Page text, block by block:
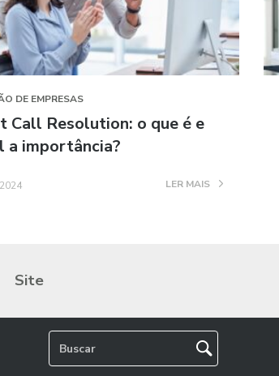
DE EMPRESAS
Call Resolution: o que é e
a importância?
LER MAIS
Site